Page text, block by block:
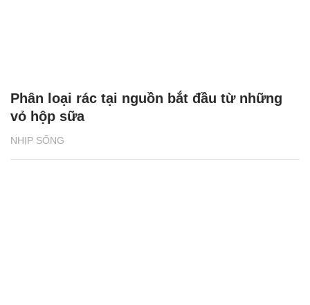
NHỊP SỐNG
Phân loại rác tại nguồn bắt đầu từ những
vỏ hộp sữa